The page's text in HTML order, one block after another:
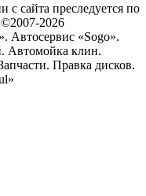
сайта преследуется по
2026
Автосервис «Sogo».
Автомойка клин.
Правка дисков.